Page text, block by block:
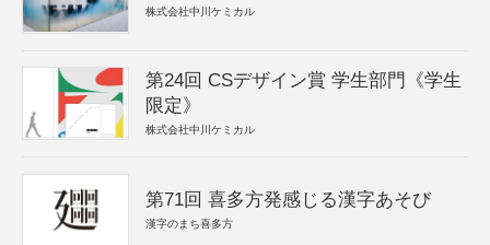
株式会社中川ケミカル
第24回 CSデザイン賞 学生部門《学生
限定》
株式会社中川ケミカル
第71回 喜多方発感じる漢字あそび
漢字のまち喜多方